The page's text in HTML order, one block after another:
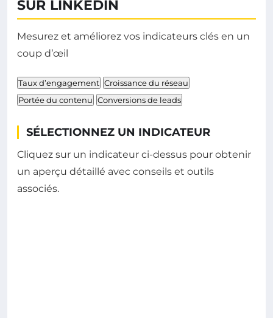
SUR LINKEDIN
Mesurez et améliorez vos indicateurs clés en un
coup d’œil
Taux d’engagement Croissance du réseau
Portée du contenu Conversions de leads
SÉLECTIONNEZ UN INDICATEUR
Cliquez sur un indicateur ci-dessus pour obtenir
un aperçu détaillé avec conseils et outils
associés.